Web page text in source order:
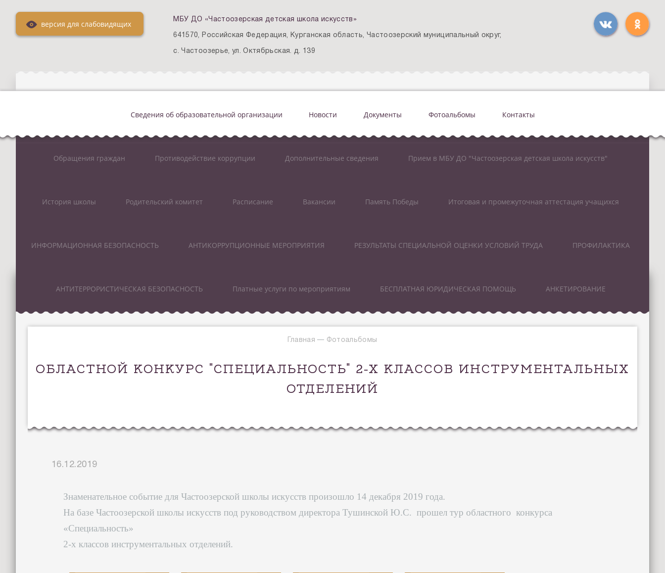
версия для слабовидящих МБУ ДО «Частоозерская детская школа искусств»
641570, Российская Федерация, Курганская область, Частоозерский муниципальный округ,
с. Частоозерье, ул. Октябрьская. д. 139
Сведения об образовательной организации Новости Документы Фотоальбомы Контакты
Обращения граждан Противодействие коррупции Дополнительные сведения Прием в МБУ ДО "Частоозерская детская школа искусств"
История школы Родительский комитет Расписание Вакансии Память Победы Итоговая и промежуточная аттестация учащихся
ИНФОРМАЦИОННАЯ БЕЗОПАСНОСТЬ АНТИКОРРУПЦИОННЫЕ МЕРОПРИЯТИЯ РЕЗУЛЬТАТЫ СПЕЦИАЛЬНОЙ ОЦЕНКИ УСЛОВИЙ ТРУДА ПРОФИЛАКТИКА
АНТИТЕРРОРИСТИЧЕСКАЯ БЕЗОПАСНОСТЬ Платные услуги по мероприятиям БЕСПЛАТНАЯ ЮРИДИЧЕСКАЯ ПОМОЩЬ АНКЕТИРОВАНИЕ
Главная— Фотоальбомы
ОБЛАСТНОЙ КОНКУРС "СПЕЦИАЛЬНОСТЬ" 2-Х КЛАССОВ ИНСТРУМЕНТАЛЬНЫХ
ОТДЕЛЕНИЙ
16.12.2019
Знаменательное событие для Частоозерской школы искусств произошло 14 декабря 2019 года.
На базе Частоозерской школы искусств под руководством директора Тушинской Ю.С. прошел тур областного конкурса
«Специальность»
2-х классов инструментальных отделений.